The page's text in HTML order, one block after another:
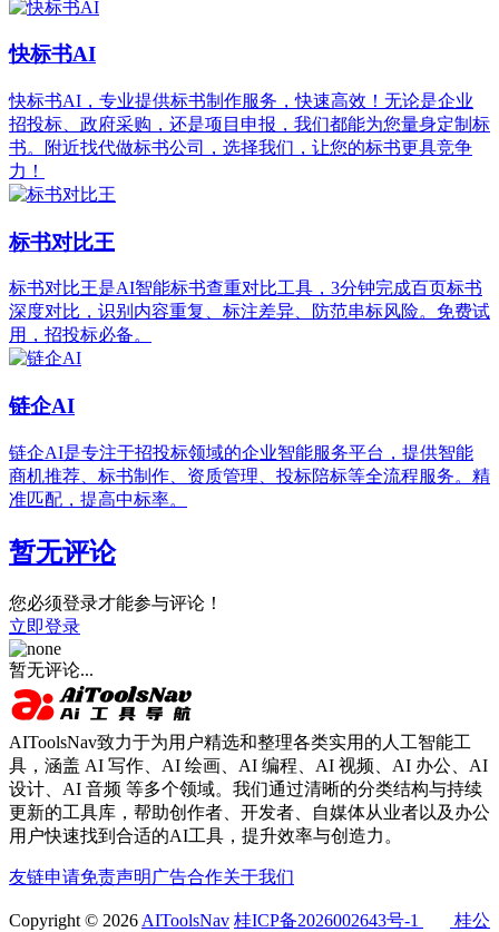
快标书AI
快标书AI，专业提供标书制作服务，快速高效！无论是企业
招投标、政府采购，还是项目申报，我们都能为您量身定制标
书。附近找代做标书公司，选择我们，让您的标书更具竞争
力！
标书对比王
标书对比王是AI智能标书查重对比工具，3分钟完成百页标书
深度对比，识别内容重复、标注差异、防范串标风险。免费试
用，招投标必备。
链企AI
链企AI是专注于招投标领域的企业智能服务平台，提供智能
商机推荐、标书制作、资质管理、投标陪标等全流程服务。精
准匹配，提高中标率。
暂无评论
您必须登录才能参与评论！
立即登录
暂无评论...
AIToolsNav致力于为用户精选和整理各类实用的人工智能工
具，涵盖 AI 写作、AI 绘画、AI 编程、AI 视频、AI 办公、AI
设计、AI 音频 等多个领域。我们通过清晰的分类结构与持续
更新的工具库，帮助创作者、开发者、自媒体从业者以及办公
用户快速找到合适的AI工具，提升效率与创造力。
友链申请免责声明 广告合作关于我们
Copyright © 2026 AIToolsNav 桂ICP备2026002643号-1 桂公